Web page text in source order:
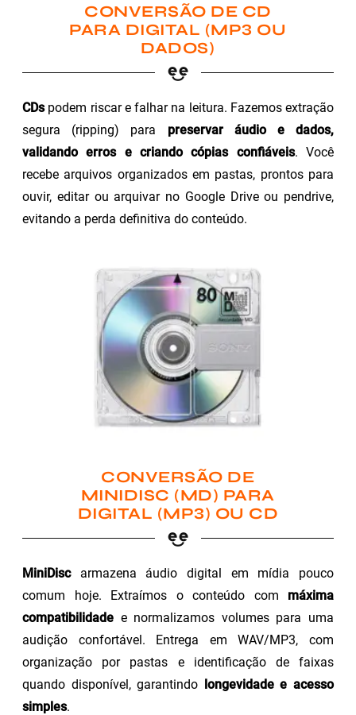
CONVERSÃO DE CD
PARA DIGITAL (MP3 OU
DADOS)
CDspodem riscar e falhar na leitura. Fazemos extração
segura (ripping) para preservar áudio e dados,
validando erros e criando cópias confiáveis. Você
recebe arquivos organizados em pastas, prontos para
ouvir, editar ou arquivar no Google Drive ou pendrive,
evitando a perda definitiva do conteúdo.
CONVERSÃO DE
MINIDISC (MD) PARA
DIGITAL (MP3) OU CD
MiniDiscarmazena áudio digital em mídia pouco
comum hoje. Extraímos o conteúdo com máxima
compatibilidade e normalizamos volumes para uma
audição confortável. Entrega em WAV/MP3, com
organização por pastas e identificação de faixas
quando disponível, garantindo longevidade e acesso
simples.